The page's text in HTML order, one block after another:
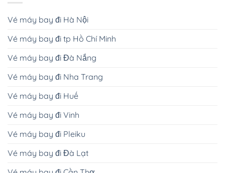
Vé máy bay đi Hà Nội
Vé máy bay đi tp Hồ Chí Minh
Vé máy bay đi Đà Nắng
Vé máy bay đi Nha Trang
Vé máy bay đi Huế
Vé máy bay đi Vinh
Vé máy bay đi Pleiku
Vé máy bay đi Đà Lạt